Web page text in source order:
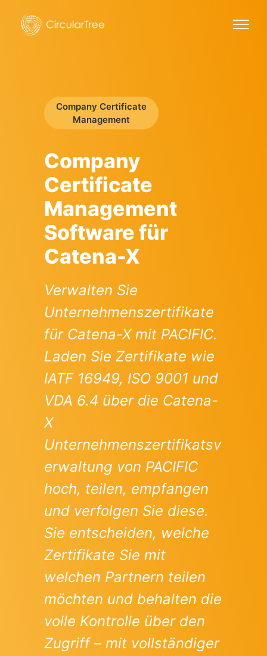
Company Certificate
Management
Company
Certificate
Management
Software für
Catena-X
Verwalten Sie
Unternehmenszertifikate
für Catena-X mit PACIFIC.
Laden Sie Zertifikate wie
IATF 16949, ISO 9001 und
VDA 6.4 über die Catena-
X
Unternehmenszertifikatsv
erwaltung von PACIFIC
hoch, teilen, empfangen
und verfolgen Sie diese.
Sie entscheiden, welche
Zertifikate Sie mit
welchen Partnern teilen
möchten und behalten die
volle Kontrolle über den
Zugriff – mit vollständiger